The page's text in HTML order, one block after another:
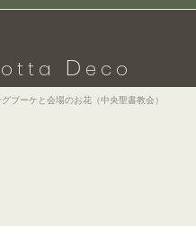
D eco
ブーケと会場のお花（中央聖書教会）